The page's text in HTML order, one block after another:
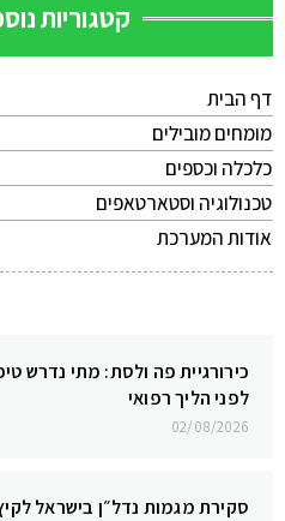
קטגוריות
דף הבית
מומחים מובילים
כלכלה וכספים
טכנולוגיה וסטארטאפים
אודות המערכת
כירורגיית פה ולסת: מתי נדרש
לפני הליך רפואי
02/08/2026
סקירת מגמות נדל״ן בישראל לקיץ